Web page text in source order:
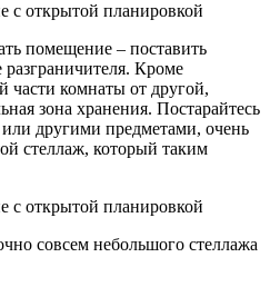
помещение – поставить
Кроме
части комнаты от другой,
зона хранения. Постарайтесь
другими предметами, очень
стеллаж, который таким
совсем небольшого стеллажа